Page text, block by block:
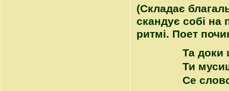
(Складає
скандує собі на
ритмі. Поет
Та доки
Ти
Се